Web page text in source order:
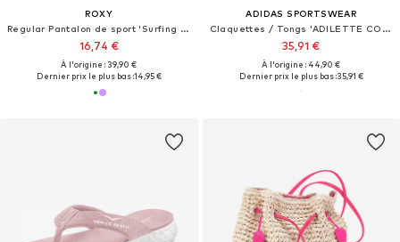
ROXY
Regular Pantalon de sport 'Surfing By Moonlight'
16,74 €
À l'origine : 39,90 €
Dernier prix le plus bas :14,95 €
ADIDAS SPORTSWEAR
Claquettes / Tongs 'ADILETTE COMFORT 2.0'
35,91 €
À l'origine : 44,90 €
Dernier prix le plus bas :35,91 €